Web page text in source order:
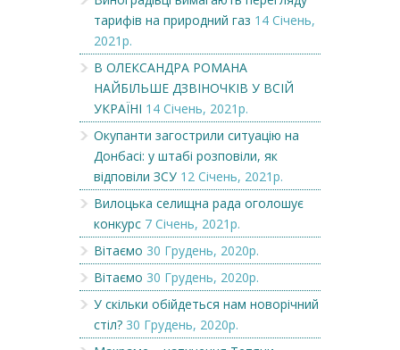
тарифів на природний газ 14 Січень,
2021р.
В ОЛЕКСАНДРА РОМАНА
НАЙБІЛЬШЕ ДЗВІНОЧКІВ У ВСІЙ
УКРАЇНІ 14 Січень, 2021р.
Окупанти загострили ситуацію на
Донбасі: у штабі розповіли, як
відповіли ЗСУ 12 Січень, 2021р.
Вилоцька селищна рада оголошує
конкурс 7 Січень, 2021р.
Вітаємо 30 Грудень, 2020р.
Вітаємо 30 Грудень, 2020р.
У скільки обійдеться нам новорічний
стіл? 30 Грудень, 2020р.